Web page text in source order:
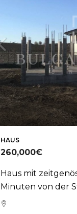
HAUS
260,000€
Haus mit
Minuten von der